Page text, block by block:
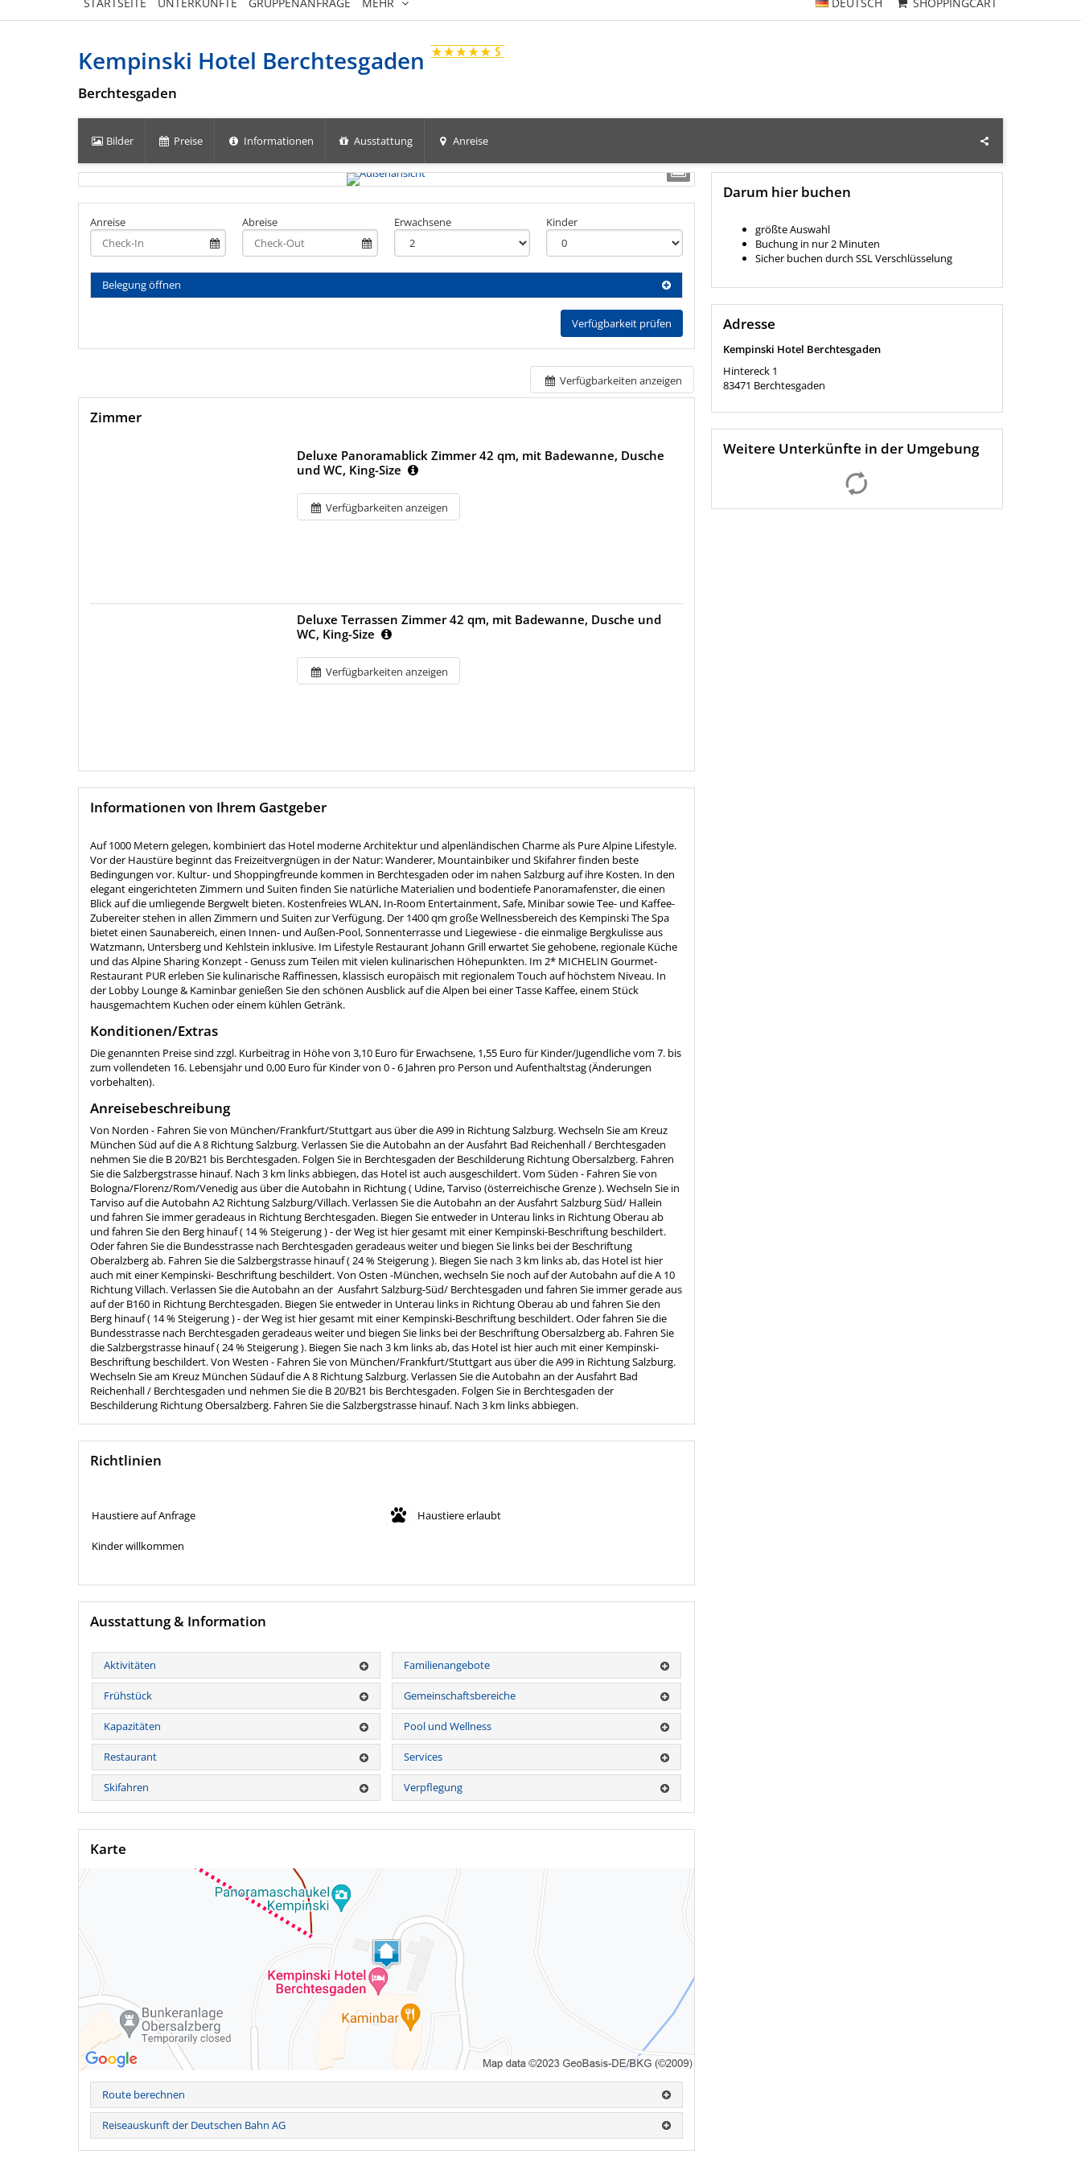
Kempinski Hotel Berchtesgaden
Berchtesgaden
Bilder Preise Informationen Ausstattung Anreise
Anreise Abreise Erwachsene Kinder
Belegung öffnen
Verfügbarkeit prüfen
Verfügbarkeiten anzeigen
Zimmer
Deluxe Panoramablick Zimmer 42 qm, mit Badewanne, Dusche
und WC, King-Size
Verfügbarkeiten anzeigen
Deluxe Terrassen Zimmer 42 qm, mit Badewanne, Dusche und
WC, King-Size
Verfügbarkeiten anzeigen
Informationen von Ihrem Gastgeber
Auf 1000 Metern gelegen, kombiniert das Hotel moderne Architektur und alpenländischen Charme als Pure Alpine Lifestyle.
Vor der Haustüre beginnt das Freizeitvergnügen in der Natur: Wanderer, Mountainbiker und Skifahrer finden beste
Bedingungen vor. Kultur- und Shoppingfreunde kommen in Berchtesgaden oder im nahen Salzburg auf ihre Kosten. In den
elegant eingerichteten Zimmern und Suiten finden Sie natürliche Materialien und bodentiefe Panoramafenster, die einen
Blick auf die umliegende Bergwelt bieten. Kostenfreies WLAN, In-Room Entertainment, Safe, Minibar sowie Tee- und Kaffee-
Zubereiter stehen in allen Zimmern und Suiten zur Verfügung. Der 1400 qm große Wellnessbereich des Kempinski The Spa
bietet einen Saunabereich, einen Innen- und Außen-Pool, Sonnenterrasse und Liegewiese - die einmalige Bergkulisse aus
Watzmann, Untersberg und Kehlstein inklusive. Im Lifestyle Restaurant Johann Grill erwartet Sie gehobene, regionale Küche
und das Alpine Sharing Konzept - Genuss zum Teilen mit vielen kulinarischen Höhepunkten. Im 2* MICHELIN Gourmet-
Restaurant PUR erleben Sie kulinarische Raffinessen, klassisch europäisch mit regionalem Touch auf höchstem Niveau. In
der Lobby Lounge & Kaminbar genießen Sie den schönen Ausblick auf die Alpen bei einer Tasse Kaffee, einem Stück
hausgemachtem Kuchen oder einem kühlen Getränk.
Konditionen/Extras
Die genannten Preise sind zzgl. Kurbeitrag in Höhe von 3,10 Euro für Erwachsene, 1,55 Euro für Kinder/Jugendliche vom 7. bis
zum vollendeten 16. Lebensjahr und 0,00 Euro für Kinder von 0 - 6 Jahren pro Person und Aufenthaltstag (Änderungen
vorbehalten).
Anreisebeschreibung
Von Norden - Fahren Sie von München/Frankfurt/Stuttgart aus über die A99 in Richtung Salzburg. Wechseln Sie am Kreuz
München Süd auf die A 8 Richtung Salzburg. Verlassen Sie die Autobahn an der Ausfahrt Bad Reichenhall / Berchtesgaden
nehmen Sie die B 20/B21 bis Berchtesgaden. Folgen Sie in Berchtesgaden der Beschilderung Richtung Obersalzberg. Fahren
Sie die Salzbergstrasse hinauf. Nach 3 km links abbiegen, das Hotel ist auch ausgeschildert. Vom Süden - Fahren Sie von
Bologna/Florenz/Rom/Venedig aus über die Autobahn in Richtung ( Udine, Tarviso (österreichische Grenze ). Wechseln Sie in
Tarviso auf die Autobahn A2 Richtung Salzburg/Villach. Verlassen Sie die Autobahn an der Ausfahrt Salzburg Süd/ Hallein
und fahren Sie immer geradeaus in Richtung Berchtesgaden. Biegen Sie entweder in Unterau links in Richtung Oberau ab
und fahren Sie den Berg hinauf ( 14 % Steigerung ) - der Weg ist hier gesamt mit einer Kempinski-Beschriftung beschildert.
Oder fahren Sie die Bundesstrasse nach Berchtesgaden geradeaus weiter und biegen Sie links bei der Beschriftung
Oberalzberg ab. Fahren Sie die Salzbergstrasse hinauf ( 24 % Steigerung ). Biegen Sie nach 3 km links ab, das Hotel ist hier
auch mit einer Kempinski- Beschriftung beschildert. Von Osten -München, wechseln Sie noch auf der Autobahn auf die A 10
Richtung Villach. Verlassen Sie die Autobahn an der Ausfahrt Salzburg-Süd/ Berchtesgaden und fahren Sie immer gerade aus
auf der B160 in Richtung Berchtesgaden. Biegen Sie entweder in Unterau links in Richtung Oberau ab und fahren Sie den
Berg hinauf ( 14 % Steigerung ) - der Weg ist hier gesamt mit einer Kempinski-Beschriftung beschildert. Oder fahren Sie die
Bundesstrasse nach Berchtesgaden geradeaus weiter und biegen Sie links bei der Beschriftung Obersalzberg ab. Fahren Sie
die Salzbergstrasse hinauf ( 24 % Steigerung ). Biegen Sie nach 3 km links ab, das Hotel ist hier auch mit einer Kempinski-
Beschriftung beschildert. Von Westen - Fahren Sie von München/Frankfurt/Stuttgart aus über die A99 in Richtung Salzburg.
Wechseln Sie am Kreuz München Südauf die A 8 Richtung Salzburg. Verlassen Sie die Autobahn an der Ausfahrt Bad
Reichenhall / Berchtesgaden und nehmen Sie die B 20/B21 bis Berchtesgaden. Folgen Sie in Berchtesgaden der
Beschilderung Richtung Obersalzberg. Fahren Sie die Salzbergstrasse hinauf. Nach 3 km links abbiegen.
Richtlinien
Haustiere auf Anfrage Haustiere erlaubt
Kinder willkommen
Ausstattung & Information
Aktivitäten Familienangebote
Frühstück Gemeinschaftsbereiche
Kapazitäten Pool und Wellness
Restaurant Services
Skifahren Verpflegung
Karte
Route berechnen
Reiseauskunft der Deutschen Bahn AG
Darum hier buchen
größte Auswahl
Buchung in nur 2 Minuten
Sicher buchen durch SSL Verschlüsselung
Adresse
Kempinski Hotel Berchtesgaden
Hintereck 1
83471 Berchtesgaden
Weitere Unterkünfte in der Umgebung